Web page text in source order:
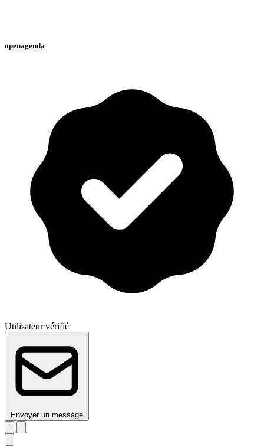
openagenda
Utilisateur vérifié
Envoyer un message